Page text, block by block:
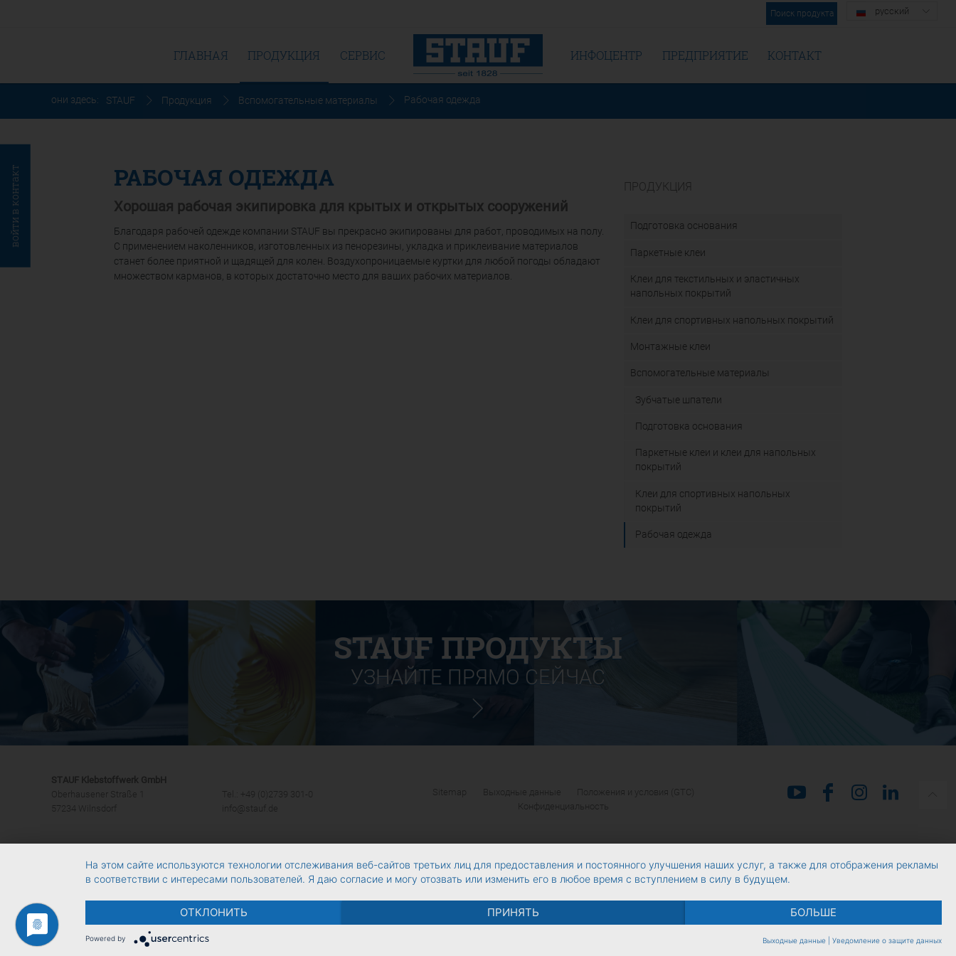
войти в контакт
Поиск продукта русский
ГЛАВНАЯ ПРОДУКЦИЯ СЕРВИС ИНФОЦЕНТР ПРЕДПРИЯТИЕ КОНТАКТ
они здесь: STAUF Продукция Вспомогательные материалы Рабочая одежда
РАБОЧАЯ ОДЕЖДА
Хорошая рабочая экипировка для крытых и открытых сооружений
Благодаря рабочей одежде компании STAUF вы прекрасно экипированы для работ, проводимых на полу.
С применением наколенников, изготовленных из пенорезины, укладка и приклеивание материалов
станет более приятной и щадящей для колен. Воздухопроницаемые куртки для любой погоды обладают
множеством карманов, в которых достаточно место для ваших рабочих материалов.
ПРОДУКЦИЯ
Подготовка основания
Паркетные клеи
Клеи для текстильных и эластичных
напольных покрытий
Клеи для спортивных напольных покрытий
Монтажные клеи
Вспомогательные материалы
Зубчатые шпатели
Подготовка основания
Паркетные клеи и клеи для напольных
покрытий
Клеи для спортивных напольных
покрытий
Рабочая одежда
STAUF ПРОДУКТЫ
УЗНАЙТЕ ПРЯМО СЕЙЧАС
STAUF Klebstoffwerk GmbH
Oberhausener Straße 1
57234 Wilnsdorf
Tel.: +49 (0)2739 301-0
info@stauf.de
Sitemap Выходные данные
Положения и условия (GTC)
Конфиденциальность
На этом сайте используются технологии отслеживания веб-сайтов третьих лиц для предоставления и постоянного улучшения наших услуг, а также для отображения рекламы
в соответствии с интересами пользователей. Я даю согласие и могу отозвать или изменить его в любое время с вступлением в силу в будущем.
ОТКЛОНИТЬ ПРИНЯТЬ БОЛЬШЕ
Powered by Выходные данные Уведомление о защите данных